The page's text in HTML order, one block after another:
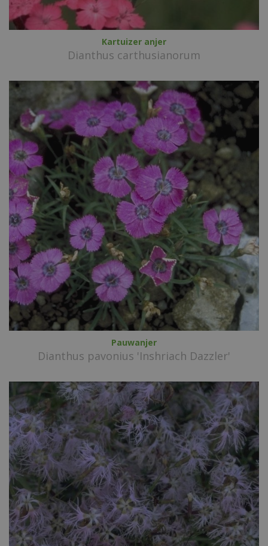
Kartuizer anjer
Dianthus carthusianorum
Pauwanjer
Dianthus pavonius 'Inshriach Dazzler'